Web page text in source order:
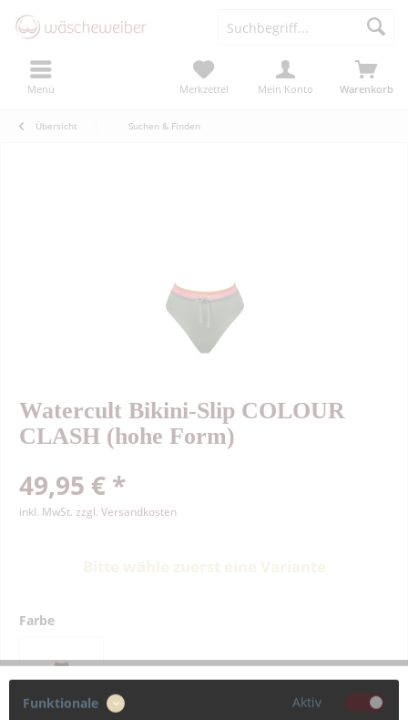
Menü Warenkorb
Merkzettel Mein Konto
Übersicht Suchen & Finden
Watercult Bikini-Slip COLOUR
CLASH (hohe Form)
49,95 € *
inkl. MwSt. zzgl. Versandkosten
Farbe
Größe
Funktionale Aktiv